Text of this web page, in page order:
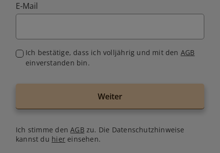
E-Mail
Ich bestätige, dass ich volljährig und mit den AGB
einverstanden bin.
Weiter
Ich stimme denAGB zu. Die Datenschutzhinweise
kannst du hiereinsehen.